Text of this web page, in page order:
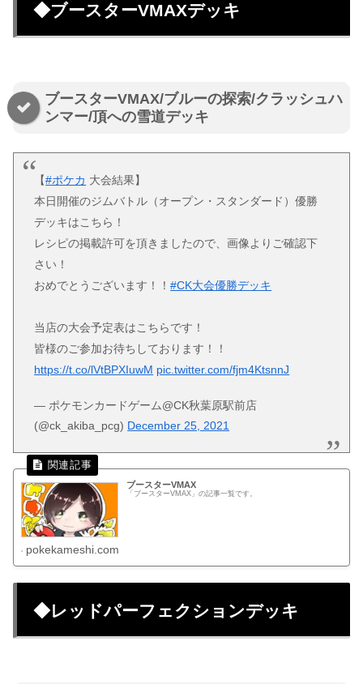
◆ブースターVMAXデッキ
ブースターVMAX/ブルーの探索/クラッシュハ
ンマー/頂への雪道デッキ
【#ポケカ 大会結果】
本日開催のジムバトル（オープン・スタンダード）優勝
デッキはこちら！
レシピの掲載許可を頂きましたので、画像よりご確認下
さい！
おめでとうございます！！#CK大会優勝デッキ
当店の大会予定表はこちらです！
皆様のご参加お待ちしております！！
https://t.co/lVtBPXIuwM pic.twitter.com/fjm4KtsnnJ
— ポケモンカードゲーム@CK秋葉原駅前店
(@ck_akiba_pcg) December 25, 2021
ブースターVMAX
「ブースターVMAX」の記事一覧です。
pokekameshi.com
◆レッドパーフェクションデッキ